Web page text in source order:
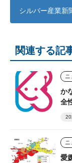
シルバー産業新
関連する記
ニ
か
全
ニ
愛